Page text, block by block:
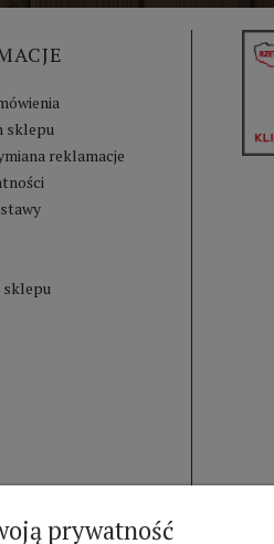
sklepu
reklamacje
sklepu
prywatność